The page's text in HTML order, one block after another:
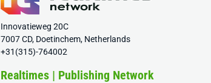
Innovatieweg 20C
7007 CD, Doetinchem, Netherlands
+31(315)-764002
Realtimes | Publishing Network